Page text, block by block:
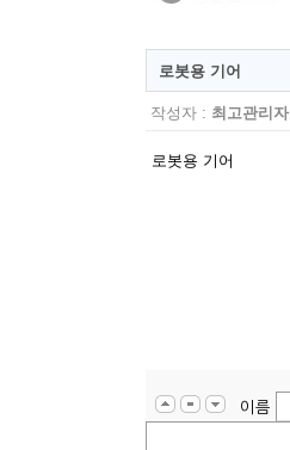
로봇용 기어
작성자 : 최고관리자
로봇용 기어
이름